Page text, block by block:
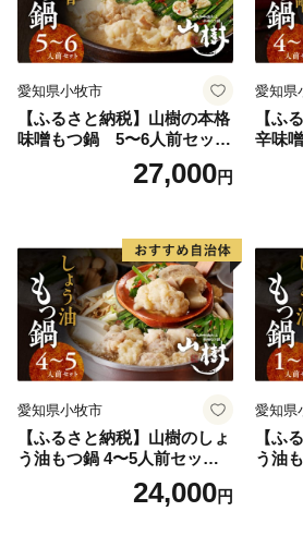
愛知県小牧市
【ふるさと納税】山樹の本格
味噌もつ鍋 5〜6人前セット
山樹 国産 牛もつ ホルモン モ
ツ オンライン飲み会 ホーム
間
27,000円
愛知県
【ふ
辛味
ト 山
モツ
時間
愛知県小牧市
【ふるさと納税】山樹のしょ
う油もつ鍋 4〜5人前セット
山樹 国産 牛もつ ホルモン モ
ツ オンライン飲み会 ホーム
24,000円
愛知県
【ふ
う油
山樹
ツ